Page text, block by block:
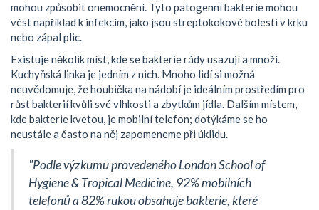
mohou způsobit onemocnění. Tyto patogenní bakterie mohou
vést například k infekcím, jako jsou streptokokové bolesti v krku
nebo zápal plic.
Existuje několik míst, kde se bakterie rády usazují a množí.
Kuchyňská linka je jedním z nich. Mnoho lidí si možná
neuvědomuje, že houbička na nádobí je ideálním prostředím pro
růst bakterií kvůli své vlhkosti a zbytkům jídla. Dalším místem,
kde bakterie kvetou, je mobilní telefon; dotýkáme se ho
neustále a často na něj zapomeneme při úklidu.
"Podle výzkumu provedeného London School of
Hygiene & Tropical Medicine, 92% mobilních
telefonů a 82% rukou obsahuje bakterie, které